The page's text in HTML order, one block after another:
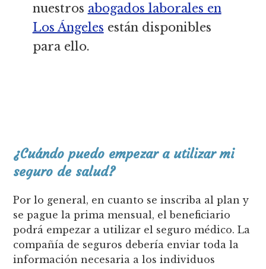
nuestros abogados laborales en
Los Ángeles están disponibles
para ello.
¿Cuándo puedo empezar a utilizar mi
seguro de salud?
Por lo general, en cuanto se inscriba al plan y
se pague la prima mensual, el beneficiario
podrá empezar a utilizar el seguro médico. La
compañía de seguros debería enviar toda la
información necesaria a los individuos